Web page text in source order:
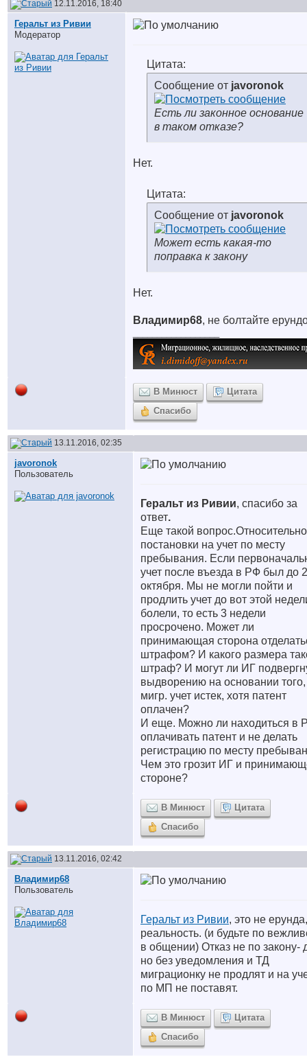
12.11.2016, 18:40
Геральт из Ривии
Модератор
Цитата:
Сообщение от javoronok
Есть ли законное основание
в таком отказе?
Нет.
Цитата:
Сообщение от javoronok
Может есть какая-то
поправка к закону
Нет.
Владимир68, не болтайте
В Минюст
Цитата
Спасибо
13.11.2016, 02:35
javoronok
Пользователь
Геральт из Ривии, спасибо за
ответ.
Еще такой вопрос.Относительно
постановки на учет по месту
пребывания. Если
учет после въезда в РФ был до
октября. Мы не могли пойти и
продлить учет до вот этой
болели, то есть 3 недели
просрочено. Может ли
принимающая сторона
штрафом? И какого размера
штраф? И могут ли ИГ
выдворению на основании того,
мигр. учет истек, хотя патент
оплачен?
И еще. Можно ли находиться в
оплачивать патент и не делать
регистрацию по месту
Чем это грозит ИГ и
стороне?
В Минюст
Цитата
Спасибо
13.11.2016, 02:42
Владимир68
Пользователь
Геральт из Ривии, это не
реальность. (и будьте по
в общении) Отказ не по закону-
но без уведомления и ТД
миграционку не продлят и на
по МП не поставят.
В Минюст
Цитата
Спасибо